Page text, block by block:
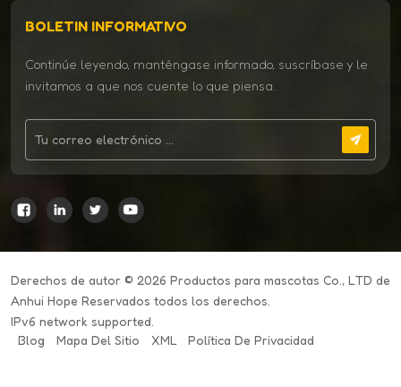
BOLETIN INFORMATIVO
Continúe leyendo, manténgase informado, suscríbase y le
invitamos a que nos cuente lo que piensa.
Derechos de autor © 2026 Productos para mascotas Co., LTD de
Anhui Hope Reservados todos los derechos.
IPv6 network supported.
Blog
Mapa Del Sitio XML Política De Privacidad